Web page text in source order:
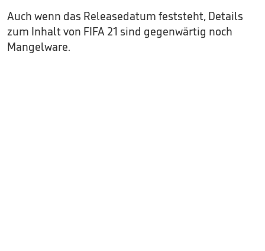
Auch wenn das Releasedatum feststeht, Details
zum Inhalt von FIFA 21 sind gegenwärtig noch
Mangelware.